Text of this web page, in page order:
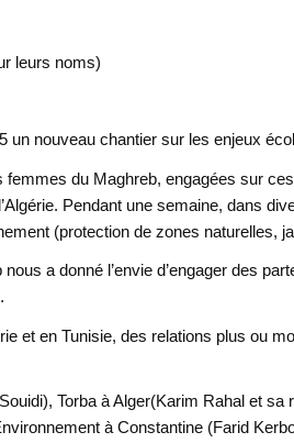
leurs noms)
un nouveau chantier sur les enjeux
femmes du Maghreb, engagées sur
Pendant une semaine, dans
(protection de zones
a donné l’envie d’engager des
et en Tunisie, des relations plus ou
Torba à Alger(Karim Rahal et sa
à Constantine (Farid